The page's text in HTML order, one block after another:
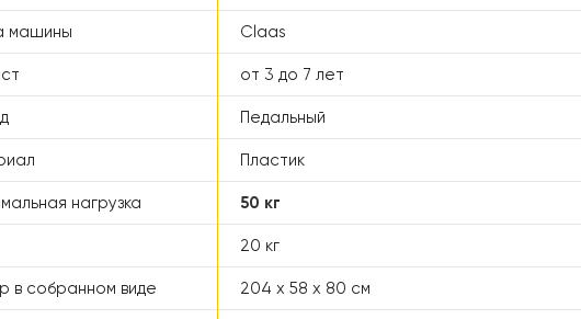
машины Claas
от 3 до 7 лет
Педальный
Пластик
нагрузка 50 кг
20 кг
в собранном виде 204 x 58 x 80 см